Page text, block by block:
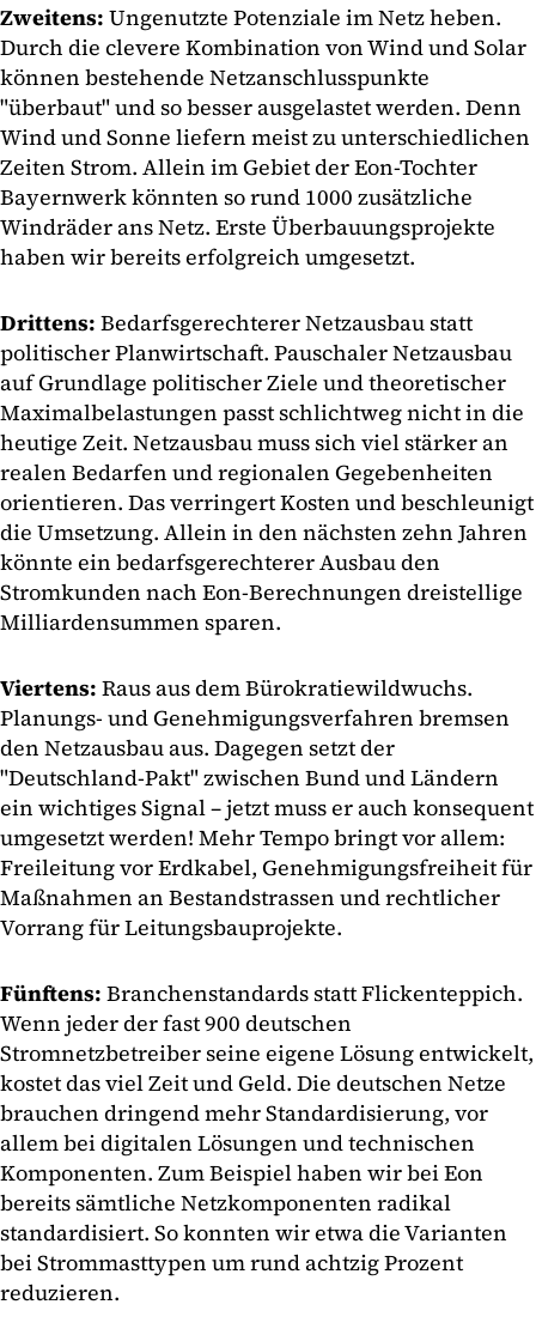
Zweitens: Ungenutzte Potenziale im Netz heben.
Durch die clevere Kombination von Wind und Solar
können bestehende Netzanschlusspunkte
"überbaut" und so besser ausgelastet werden. Denn
Wind und Sonne liefern meist zu unterschiedlichen
Zeiten Strom. Allein im Gebiet der Eon-Tochter
Bayernwerk könnten so rund 1000 zusätzliche
Windräder ans Netz. Erste Überbauungsprojekte
haben wir bereits erfolgreich umgesetzt.
Drittens: Bedarfsgerechterer Netzausbau statt
politischer Planwirtschaft. Pauschaler Netzausbau
auf Grundlage politischer Ziele und theoretischer
Maximalbelastungen passt schlichtweg nicht in die
heutige Zeit. Netzausbau muss sich viel stärker an
realen Bedarfen und regionalen Gegebenheiten
orientieren. Das verringert Kosten und beschleunigt
die Umsetzung. Allein in den nächsten zehn Jahren
könnte ein bedarfsgerechterer Ausbau den
Stromkunden nach Eon-Berechnungen dreistellige
Milliardensummen sparen.
Viertens: Raus aus dem Bürokratiewildwuchs.
Planungs- und Genehmigungsverfahren bremsen
den Netzausbau aus. Dagegen setzt der
"Deutschland-Pakt" zwischen Bund und Ländern
ein wichtiges Signal – jetzt muss er auch konsequent
umgesetzt werden! Mehr Tempo bringt vor allem:
Freileitung vor Erdkabel, Genehmigungsfreiheit für
Maßnahmen an Bestandstrassen und rechtlicher
Vorrang für Leitungsbauprojekte.
Fünftens: Branchenstandards statt Flickenteppich.
Wenn jeder der fast 900 deutschen
Stromnetzbetreiber seine eigene Lösung entwickelt,
kostet das viel Zeit und Geld. Die deutschen Netze
brauchen dringend mehr Standardisierung, vor
allem bei digitalen Lösungen und technischen
Komponenten. Zum Beispiel haben wir bei Eon
bereits sämtliche Netzkomponenten radikal
standardisiert. So konnten wir etwa die Varianten
bei Strommasttypen um rund achtzig Prozent
reduzieren.